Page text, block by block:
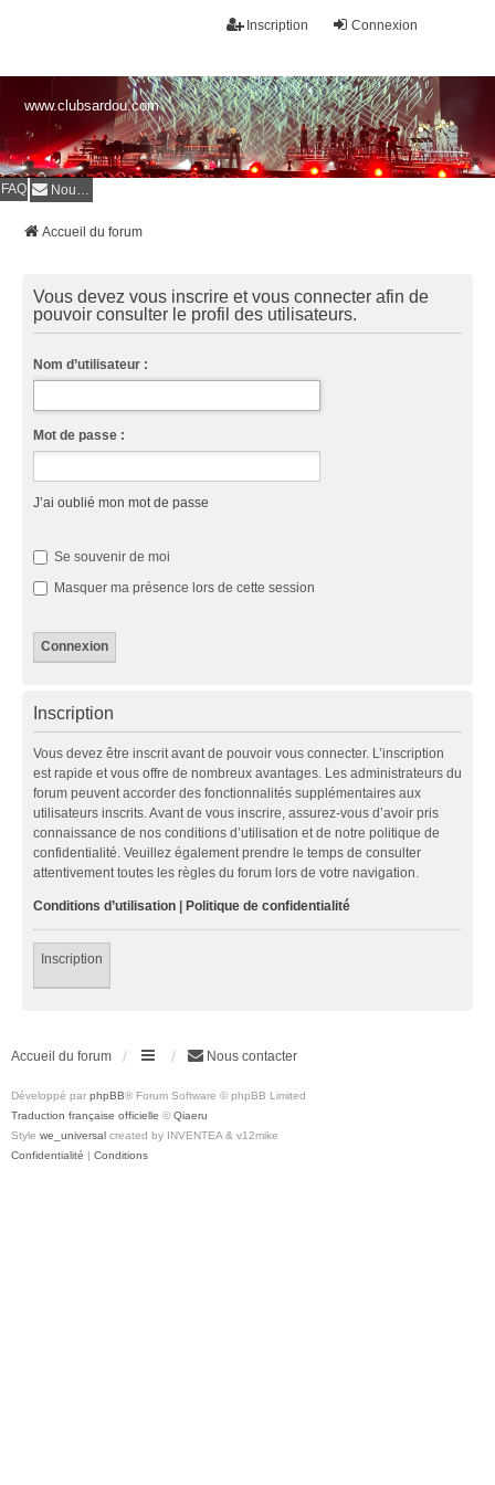
Connexion
Inscription
www.clubsardou.com
FAQ Nous contacter
Accueil du forum
Vous devez vous inscrire et vous connecter afin de
pouvoir consulter le profil des utilisateurs.
Nom d’utilisateur :
Mot de passe :
J’ai oublié mon mot de passe
Se souvenir de moi
Masquer ma présence lors de cette session
Inscription
Vous devez être inscrit avant de pouvoir vous connecter. L’inscription
est rapide et vous offre de nombreux avantages. Les administrateurs du
forum peuvent accorder des fonctionnalités supplémentaires aux
utilisateurs inscrits. Avant de vous inscrire, assurez-vous d’avoir pris
connaissance de nos conditions d’utilisation et de notre politique de
confidentialité. Veuillez également prendre le temps de consulter
attentivement toutes les règles du forum lors de votre navigation.
Conditions d’utilisation | Politique de confidentialité
Inscription
Accueil du forum Nous contacter
Développé par phpBB® Forum Software © phpBB Limited
Traduction française officielle © Qiaeru
Style we_universal created by INVENTEA & v12mike
Confidentialité | Conditions